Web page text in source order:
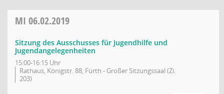
MI 06.02.2019
Sitzung des Ausschusses für Jugendhilfe und
Jugendangelegenheiten
15:00-16:15 Uhr
Rathaus, Königstr. 88, Fürth - Großer Sitzungssaal (Zi.
203)